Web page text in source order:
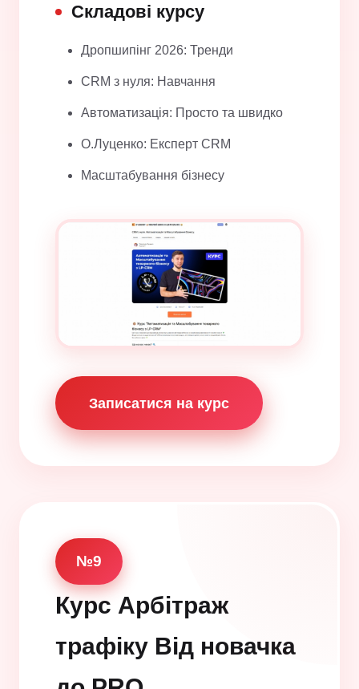
Складові курсу
Дропшипінг 2026: Тренди
CRM з нуля: Навчання
Автоматизація: Просто та швидко
О.Луценко: Експерт CRM
Масштабування бізнесу
Записатися на курс
№9
Курс Арбітраж
трафіку Від новачка